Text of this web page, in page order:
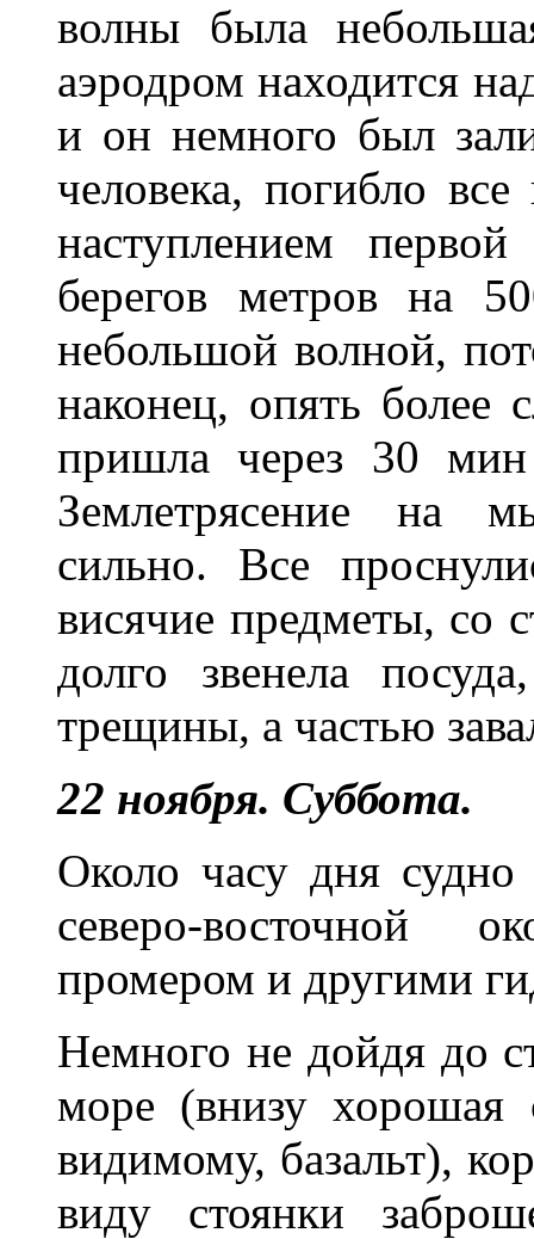
волны была
аэродром находится
и он немного был
человека, погибло
наступлением
берегов метров на
небольшой волной,
наконец, опять более
пришла через 30
Землетрясение на
сильно. Все
висячие предметы, со
долго звенела
трещины, а частью
22 ноября. Суббота.
Около часу дня
северо-восточной
промером и другими
Немного не дойдя до
море (внизу хорошая
видимому, базальт),
виду стоянки